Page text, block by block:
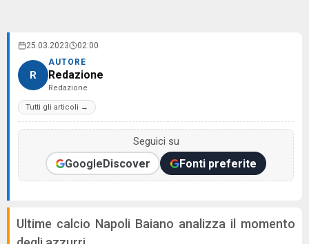
25.03.2023 02:00
R
AUTORE
Redazione
Redazione
Tutti gli articoli →
Seguici su
GoogleDiscover Fonti preferite
Ultime calcio Napoli Baiano analizza il momento